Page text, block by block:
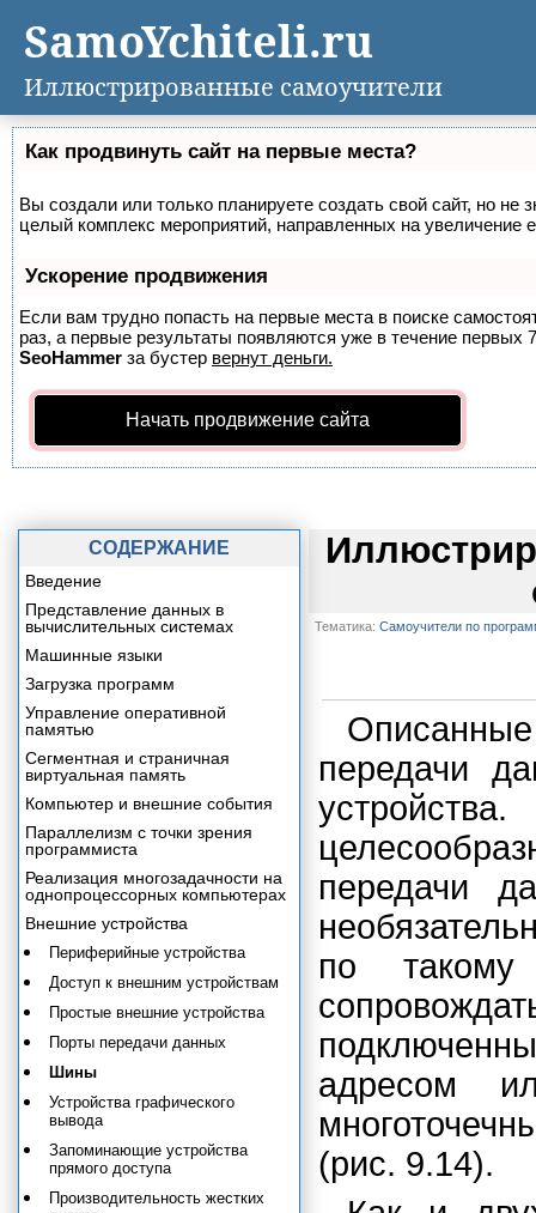
Как продвинуть сайт на первые места?
Вы создали или только планируете создать свой сайт, но не
целый комплекс мероприятий, направленных на увеличение
Ускорение продвижения
Если вам трудно попасть на первые места в поиске
раз, а первые результаты появляются уже в течение первых
SeoHammer за бустер вернут деньги.
Начать продвижение сайта
Тематика: Самоучители по
передачи
передачи
по
адресом
(рис. 9.14).
СОДЕРЖАНИЕ
Введение
Представление данных в
вычислительных системах
Машинные языки
Загрузка программ
Управление оперативной
памятью
Сегментная и страничная
виртуальная память
Компьютер и внешние события
Параллелизм с точки зрения
программиста
Реализация многозадачности на
однопроцессорных компьютерах
Внешние устройства
Периферийные устройства
Доступ к внешним устройствам
Простые внешние устройства
Порты передачи данных
Шины
Устройства графического
вывода
Запоминающие устройства
прямого доступа
Производительность жестких
SamoYchiteli.ru
Иллюстрированные самоучители